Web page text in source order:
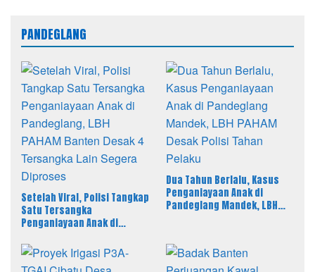
PANDEGLANG
Setelah Viral, Polisi Tangkap
Satu Tersangka
Penganiayaan Anak di
Banten Desak 4 Tersangka
Lain Segera Diproses
Dua Tahun Berlalu, Kasus
Penganiayaan Anak di
Pandeglang Mandek, LBH